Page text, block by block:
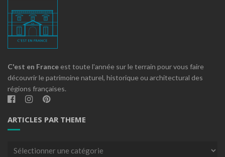
C'est en France est toute l'année sur le terrain pour vous faire
découvrir le patrimoine naturel, historique ou architectural des
régions françaises.
ARTICLES PAR THEME
Articles